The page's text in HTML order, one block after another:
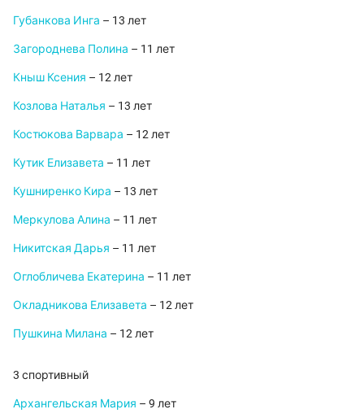
Губанкова Инга – 13 лет
Загороднева Полина – 11 лет
Кныш Ксения – 12 лет
Козлова Наталья – 13 лет
Костюкова Варвара – 12 лет
Кутик Елизавета – 11 лет
Кушниренко Кира – 13 лет
Меркулова Алина – 11 лет
Никитская Дарья – 11 лет
Оглобличева Екатерина – 11 лет
Окладникова Елизавета – 12 лет
Пушкина Милана – 12 лет
3 спортивный
Архангельская Мария – 9 лет